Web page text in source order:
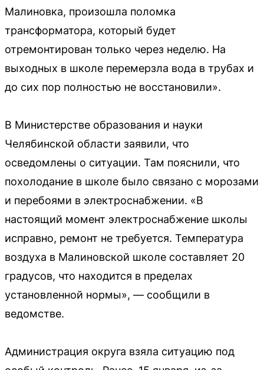
Малиновка, произошла поломка
трансформатора, который будет
отремонтирован только через неделю. На
выходных в школе перемерзла вода в трубах и
до сих пор полностью не восстановили».
В Министерстве образования и науки
Челябинской области заявили, что
осведомлены о ситуации. Там пояснили, что
похолодание в школе было связано с морозами
и перебоями в электроснабжении. «В
настоящий момент электроснабжение школы
исправно, ремонт не требуется. Температура
воздуха в Малиновской школе составляет 20
градусов, что находится в пределах
установленной нормы», — сообщили в
ведомстве.
Администрация округа взяла ситуацию под